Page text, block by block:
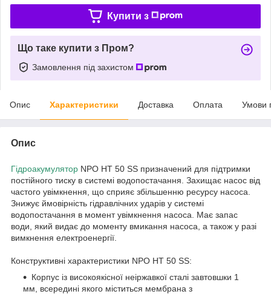
Купити з
Що таке купити з Пром?
Замовлення під захистом
Опис Характеристики Доставка Оплата Умови
Опис
Гідроакумулятор NPO HT 50 SS призначений для підтримки
постійного тиску в системі водопостачання. Захищає насос від
частого увімкнення, що сприяє збільшенню ресурсу насоса.
Знижує ймовірність гідравлічних ударів у системі
водопостачання в момент увімкнення насоса. Має запас
води, який видає до моменту вмикання насоса, а також у разі
вимкнення електроенергії.
Конструктивні характеристики NPO HT 50 SS:
Корпус із високоякісної неіржавкої сталі завтовшки 1
мм, всередині якого міститься мембрана з